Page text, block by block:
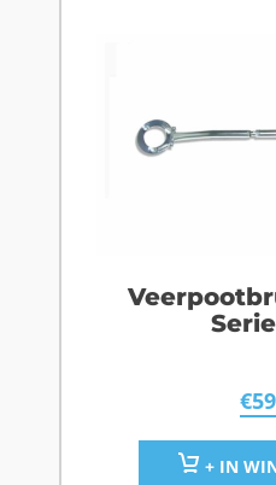
€
+ IN